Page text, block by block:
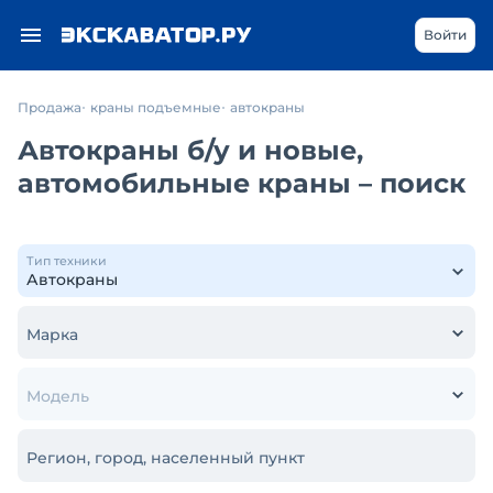
Войти
Продажа краны подъемные автокраны
Автокраны б/у и новые,
автомобильные краны – поиск
Тип техники
Марка
Модель
Регион, город, населенный пункт